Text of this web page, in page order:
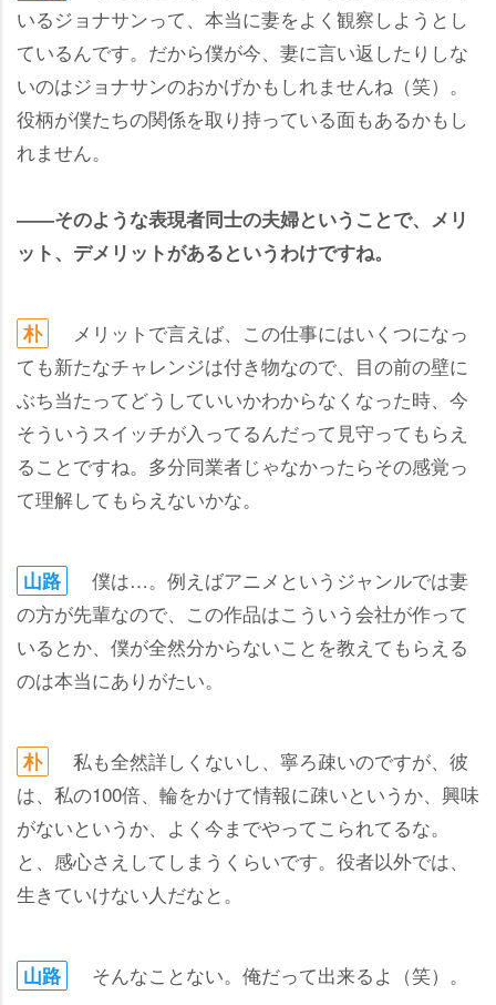
いるジョナサンって、本当に妻をよく観察しようとし
ているんです。だから僕が今、妻に言い返したりしな
いのはジョナサンのおかげかもしれませんね（笑）。
役柄が僕たちの関係を取り持っている面もあるかもし
れません。
――そのような表現者同士の夫婦ということで、メリ
ット、デメリットがあるというわけですね。
朴
メリットで言えば、この仕事にはいくつになっ
ても新たなチャレンジは付き物なので、目の前の壁に
ぶち当たってどうしていいかわからなくなった時、今
そういうスイッチが入ってるんだって見守ってもらえ
ることですね。多分同業者じゃなかったらその感覚っ
て理解してもらえないかな。
山路
僕は…。例えばアニメというジャンルでは妻
の方が先輩なので、この作品はこういう会社が作って
いるとか、僕が全然分からないことを教えてもらえる
のは本当にありがたい。
朴
私も全然詳しくないし、寧ろ疎いのですが、彼
は、私の100倍、輪をかけて情報に疎いというか、興味
がないというか、よく今までやってこられてるな。
と、感心さえしてしまうくらいです。役者以外では、
生きていけない人だなと。
山路 そんなことない。俺だって出来るよ（笑）。